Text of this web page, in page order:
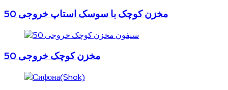
مخزن کوچک با سوسک استاپ خروجی 50
مخزن کوچک خروجی 50